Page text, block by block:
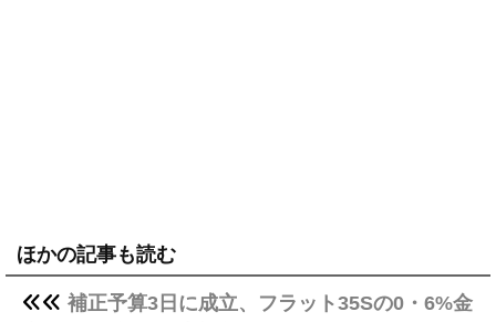
ほかの記事も読む
補正予算3日に成立、フラット35Sの0・6%金